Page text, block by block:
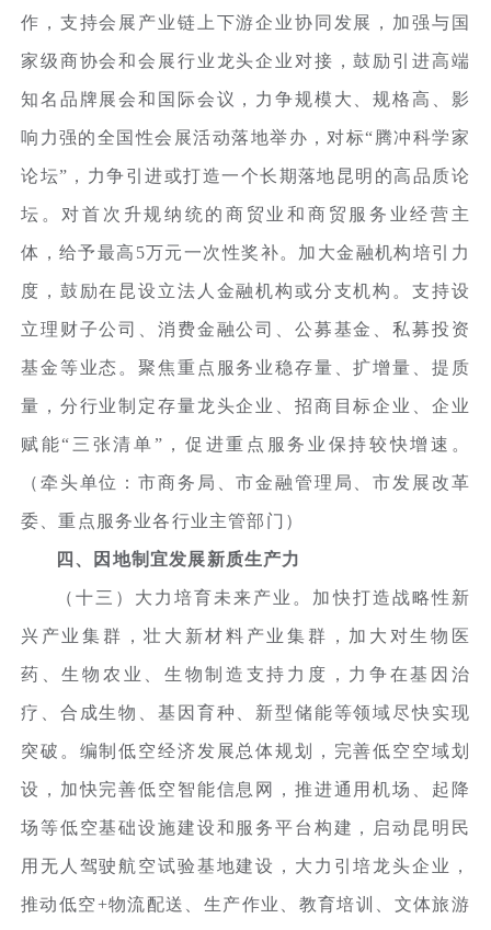
作，支持会展产业链上下游企业协同发展，加强与国
家级商协会和会展行业龙头企业对接，鼓励引进高端
知名品牌展会和国际会议，力争规模大、规格高、影
响力强的全国性会展活动落地举办，对标“腾冲科学家
论坛”，力争引进或打造一个长期落地昆明的高品质论
坛。对首次升规纳统的商贸业和商贸服务业经营主
体，给予最高5万元一次性奖补。加大金融机构培引力
度，鼓励在昆设立法人金融机构或分支机构。支持设
立理财子公司、消费金融公司、公募基金、私募投资
基金等业态。聚焦重点服务业稳存量、扩增量、提质
量，分行业制定存量龙头企业、招商目标企业、企业
赋能“三张清单”，促进重点服务业保持较快增速。
（牵头单位：市商务局、市金融管理局、市发展改革
委、重点服务业各行业主管部门）
四、因地制宜发展新质生产力
（十三）大力培育未来产业。加快打造战略性新
兴产业集群，壮大新材料产业集群，加大对生物医
药、生物农业、生物制造支持力度，力争在基因治
疗、合成生物、基因育种、新型储能等领域尽快实现
突破。编制低空经济发展总体规划，完善低空空域划
设，加快完善低空智能信息网，推进通用机场、起降
场等低空基础设施建设和服务平台构建，启动昆明民
用无人驾驶航空试验基地建设，大力引培龙头企业，
推动低空+物流配送、生产作业、教育培训、文体旅游